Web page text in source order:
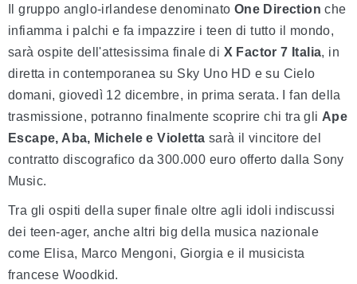
Il gruppo anglo-irlandese denominato One Direction che
infiamma i palchi e fa impazzire i teen di tutto il mondo,
sarà ospite dell'attesissima finale di X Factor 7 Italia, in
diretta in contemporanea su Sky Uno HD e su Cielo
domani, giovedì 12 dicembre, in prima serata. I fan della
trasmissione, potranno finalmente scoprire chi tra gli Ape
Escape, Aba, Michele e Violetta sarà il vincitore del
contratto discografico da 300.000 euro offerto dalla Sony
Music.
Tra gli ospiti della super finale oltre agli idoli indiscussi
dei teen-ager, anche altri big della musica nazionale
come Elisa, Marco Mengoni, Giorgia e il musicista
francese Woodkid.